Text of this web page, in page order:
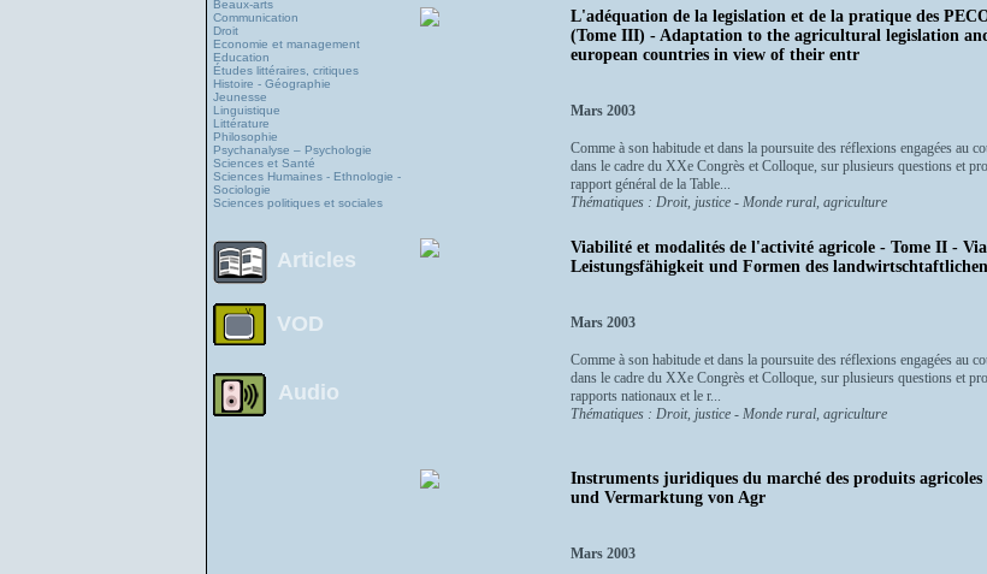
Beaux-arts
Communication
Droit
Economie et management
Education
Études littéraires, critiques
Histoire - Géographie
Jeunesse
Linguistique
Littérature
Philosophie
Psychanalyse – Psychologie
Sciences et Santé
Sciences Humaines - Ethnologie -
Sociologie
Sciences politiques et sociales
Articles
VOD
Audio
L'adéquation de la legislation et de la pratique des
(Tome III) - Adaptation to the agricultural legislation
european countries in view of their entr
Mars 2003
Comme à son habitude et dans la poursuite des réflexions engagées au
dans le cadre du XXe Congrès et Colloque, sur plusieurs questions et
rapport général de la Table...
Thématiques : Droit, justice - Monde rural, agriculture
Viabilité et modalités de l'activité agricole - Tome II -
Leistungsfähigkeit und Formen des
Mars 2003
Comme à son habitude et dans la poursuite des réflexions engagées au
dans le cadre du XXe Congrès et Colloque, sur plusieurs questions et
rapports nationaux et le r...
Thématiques : Droit, justice - Monde rural, agriculture
Instruments juridiques du marché des produits
und Vermarktung von Agr
Mars 2003